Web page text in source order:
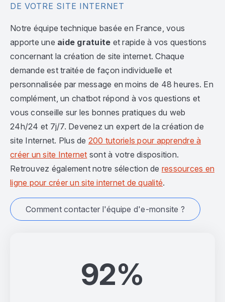
92%
DE VOTRE SITE INTERNET
Notre équipe technique basée en France, vous
apporte une aide gratuite et rapide à vos questions
concernant la création de site internet. Chaque
demande est traitée de façon individuelle et
personnalisée par message en moins de 48 heures. En
complément, un chatbot répond à vos questions et
vous conseille sur les bonnes pratiques du web
24h/24 et 7j/7. Devenez un expert de la création de
site Internet. Plus de 200 tutoriels pour apprendre à
créer un site Internet sont à votre disposition.
Retrouvez également notre sélection de ressources en
ligne pour créer un site internet de qualité.
Comment contacter l'équipe d'e-monsite ?